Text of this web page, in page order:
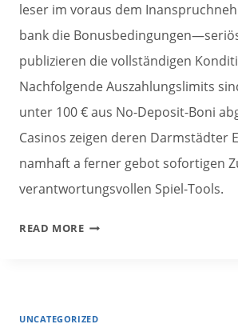
leser im voraus dem
bank die
publizieren die vollständigen
Nachfolgende Auszahlungslimits
unter 100 € aus No-Deposit-Boni
Casinos zeigen deren Darmstädter
namhaft a ferner gebot sofortigen
verantwortungsvollen Spiel-Tools.
READ MOREVERBUNDEN
FEBRUARY
UNCATEGORIZED